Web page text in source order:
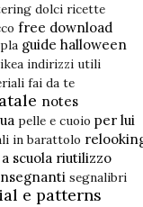
dolci ricette
free download
guide halloween
ikea indirizzi utili
fai da te
notes
pelle e cuoio per lui
in barattolo
scuola riutilizzo
segnalibri
e patterns